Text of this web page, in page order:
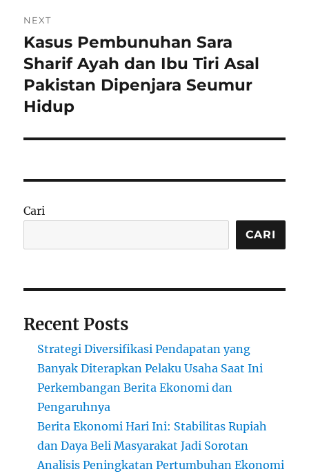
NEXT
Next
post:
Kasus Pembunuhan Sara
Sharif Ayah dan Ibu Tiri Asal
Pakistan Dipenjara Seumur
Hidup
Cari
CARI
Recent Posts
Strategi Diversifikasi Pendapatan yang
Banyak Diterapkan Pelaku Usaha Saat Ini
Perkembangan Berita Ekonomi dan
Pengaruhnya
Berita Ekonomi Hari Ini: Stabilitas Rupiah
dan Daya Beli Masyarakat Jadi Sorotan
Analisis Peningkatan Pertumbuhan Ekonomi